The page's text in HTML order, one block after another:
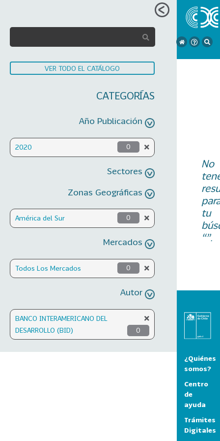
VER TODO EL CATÁLOGO
CATEGORÍAS
Año Publicación
2020 0
Sectores
Zonas Geográficas
América del Sur 0
Mercados
Todos Los Mercados 0
Autor
BANCO INTERAMERICANO DEL
DESARROLLO (BID)
0
No
tu
“”.
¿Quiénes
somos?
Centro
de
ayuda
Trámites
Digitales